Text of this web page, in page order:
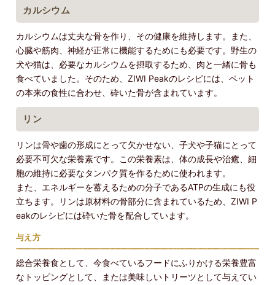
カルシウム
カルシウムは丈夫な骨を作り、その健康を維持します。また、
心臓や筋肉、神経が正常に機能するためにも必要です。野生の
犬や猫は、必要なカルシウムを摂取するため、肉と一緒に骨も
食べていました。そのため、ZIWI Peakのレシピには、ペット
の本来の食性に合わせ、砕いた骨が含まれています。
リン
リンは骨や歯の形成にとって欠かせない、子犬や子猫にとって
必要不可欠な栄養素です。この栄養素は、体の成長や治癒、細
胞の維持に必要なタンパク質を作るために使われます。
また、エネルギーを蓄えるための分子であるATPの生成にも役
立ちます。リンは原材料の骨部分に含まれているため、ZIWI P
eakのレシピには砕いた骨を配合しています。
与え方
総合栄養食として、今食べているフードにふりかける栄養豊富
なトッピングとして、または美味しいトリーツとして与えてい